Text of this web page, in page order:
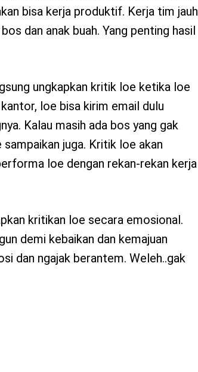
bisa kerja produktif. Kerja tim jauh
dan anak buah. Yang penting hasil
ungkapkan kritik loe ketika loe
loe bisa kirim email dulu
Kalau masih ada bos yang gak
juga. Kritik loe akan
loe dengan rekan-rekan kerja
kritikan loe secara emosional.
demi kebaikan dan kemajuan
dan ngajak berantem. Weleh..gak